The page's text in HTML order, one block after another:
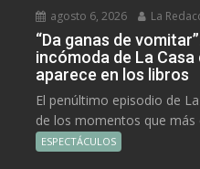
agosto 6, 2026 La
“Da ganas de
incómoda de La Casa
aparece en los libros
El penúltimo episodio de
de los momentos que más
ESPECTÁCULOS